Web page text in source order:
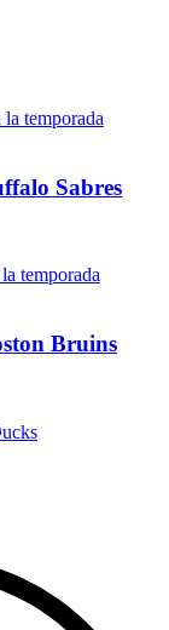
Sabres
Bruins